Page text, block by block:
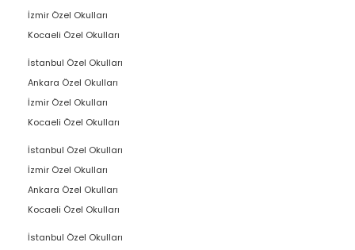
İzmir Özel Okulları
Kocaeli Özel Okulları
İstanbul Özel Okulları
Ankara Özel Okulları
İzmir Özel Okulları
Kocaeli Özel Okulları
İstanbul Özel Okulları
İzmir Özel Okulları
Ankara Özel Okulları
Kocaeli Özel Okulları
İstanbul Özel Okulları